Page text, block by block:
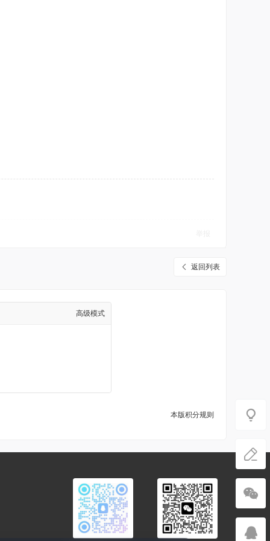
返回列表
高级模式
本版积分规则